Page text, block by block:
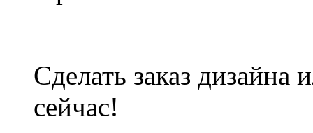
Сделать заказ
сейчас!